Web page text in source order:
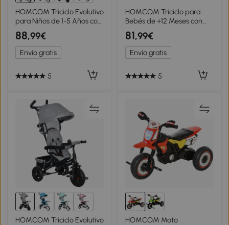
1+
HOMCOM Triciclo Evolutivo
para Niños de 1-5 Años con
Toldo Plegable Mango
Telescópico y Cinturón de
Seguridad Verde Mint
88,99€
Envío gratis
5
HOMCOM Triciclo para
Bebés de +12 Meses con
Toldo Plegable Mango de
Empuje Telescópico y
Desmontable y
Portabotellas Blanco
81,99€
Envío gratis
5
1+
HOMCOM Triciclo Evolutivo
HOMCOM Moto